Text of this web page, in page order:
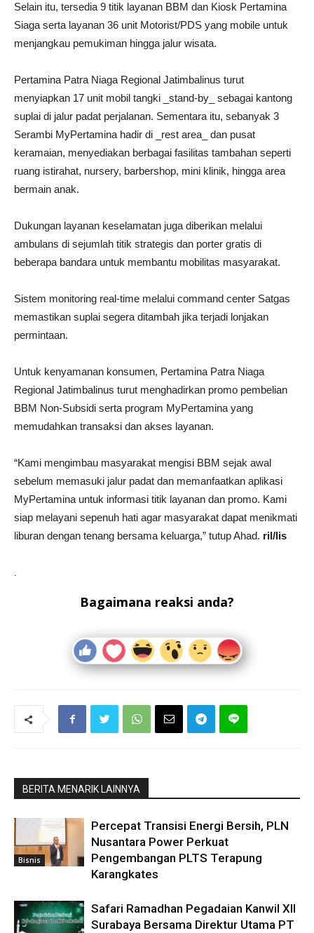
Selain itu, tersedia 9 titik layanan BBM dan Kiosk Pertamina
Siaga serta layanan 36 unit Motorist/PDS yang mobile untuk
menjangkau pemukiman hingga jalur wisata.
Pertamina Patra Niaga Regional Jatimbalinus turut
menyiapkan 17 unit mobil tangki _stand-by_ sebagai kantong
suplai di jalur padat perjalanan. Sementara itu, sebanyak 3
Serambi MyPertamina hadir di _rest area_ dan pusat
keramaian, menyediakan berbagai fasilitas tambahan seperti
ruang istirahat, nursery, barbershop, mini klinik, hingga area
bermain anak.
Dukungan layanan keselamatan juga diberikan melalui
ambulans di sejumlah titik strategis dan porter gratis di
beberapa bandara untuk membantu mobilitas masyarakat.
Sistem monitoring real-time melalui command center Satgas
memastikan suplai segera ditambah jika terjadi lonjakan
permintaan.
Untuk kenyamanan konsumen, Pertamina Patra Niaga
Regional Jatimbalinus turut menghadirkan promo pembelian
BBM Non-Subsidi serta program MyPertamina yang
memudahkan transaksi dan akses layanan.
“Kami mengimbau masyarakat mengisi BBM sejak awal
sebelum memasuki jalur padat dan memanfaatkan aplikasi
MyPertamina untuk informasi titik layanan dan promo. Kami
siap melayani sepenuh hati agar masyarakat dapat menikmati
liburan dengan tenang bersama keluarga,” tutup Ahad. ril/lis
.
Bagaimana reaksi anda?
BERITA MENARIK LAINNYA
Bisnis
Percepat Transisi Energi Bersih, PLN
Nusantara Power Perkuat
Pengembangan PLTS Terapung
Karangkates
Safari Ramadhan Pegadaian Kanwil XII
Surabaya Bersama Direktur Utama PT